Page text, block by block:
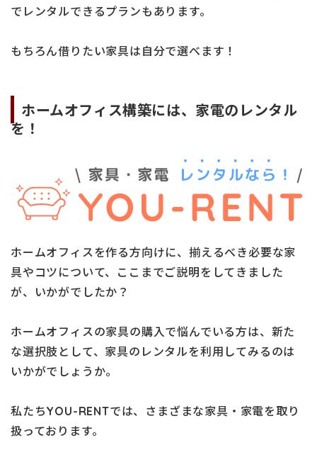
でレンタルできるプランもあります。
もちろん借りたい家具は自分で選べます！
ホームオフィス構築には、家電のレンタル
を！
ホームオフィスを作る方向けに、揃えるべき必要な家
具やコツについて、ここまでご説明をしてきました
が、いかがでしたか？
ホームオフィスの家具の購入で悩んでいる方は、新た
な選択肢として、家具のレンタルを利用してみるのは
いかがでしょうか。
私たちYOU-RENTでは、さまざまな家具・家電を取り
扱っております。